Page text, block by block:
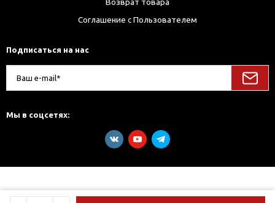
Соглашение с Пользователем
Подписаться на нас
Мы в соцсетях: